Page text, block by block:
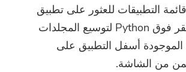
التطبيقات للعثور على تطبيق
Python. انقر فوق Python لتوسيع المجلدات
الموجودة أسفل التطبيق على
من الشاشة.